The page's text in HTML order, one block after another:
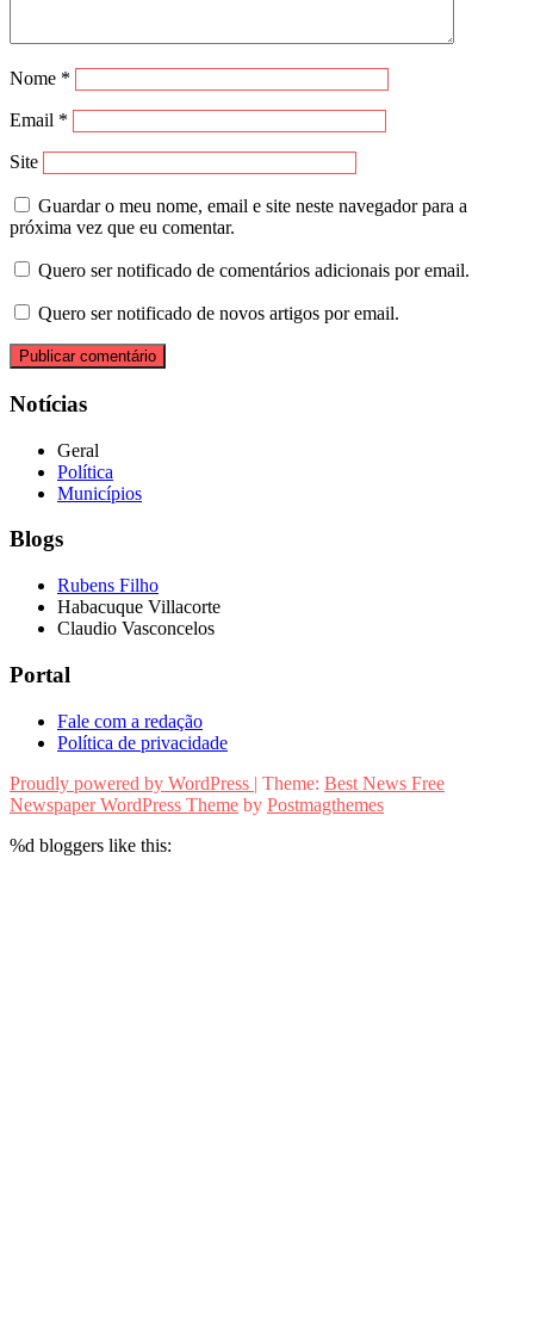
Nome *
Email *
Site
Guardar o meu nome, email e site neste navegador para a
próxima vez que eu comentar.
Quero ser notificado de comentários adicionais por email.
Quero ser notificado de novos artigos por email.
Notícias
Geral
Política
Municípios
Blogs
Rubens Filho
Habacuque Villacorte
Claudio Vasconcelos
Portal
Fale com a redação
Política de privacidade
Proudly powered by WordPress | Theme: Best News Free
Newspaper WordPress Theme by Postmagthemes
%d bloggers like this: